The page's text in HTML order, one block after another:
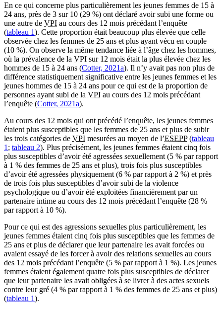
En ce qui concerne plus particulièrement les jeunes femmes de 15 à
24 ans, près de 3 sur 10 (29 %) ont déclaré avoir subi une forme ou
une autre de VPI au cours des 12 mois précédant l’enquête
(tableau 1). Cette proportion était beaucoup plus élevée que celle
observée chez les femmes de 25 ans et plus ayant vécu en couple
(10 %). On observe la même tendance liée à l’âge chez les hommes,
où la prévalence de la VPI sur 12 mois était la plus élevée chez les
hommes de 15 à 24 ans (Cotter, 2021a). Il n’y avait pas non plus de
différence statistiquement significative entre les jeunes femmes et les
jeunes hommes de 15 à 24 ans pour ce qui est de la proportion de
personnes ayant subi de la VPI au cours des 12 mois précédant
l’enquête (Cotter, 2021a).
Au cours des 12 mois qui ont précédé l’enquête, les jeunes femmes
étaient plus susceptibles que les femmes de 25 ans et plus de subir
les trois catégories de VPI mesurées au moyen de l’ESEPP(tableau
1 ; tableau 2). Plus précisément, les jeunes femmes étaient cinq fois
plus susceptibles d’avoir été agressées sexuellement (5 % par rapport
à 1 % des femmes de 25 ans et plus), trois fois plus susceptibles
d’avoir été agressées physiquement (6 % par rapport à 2 %) et près
de trois fois plus susceptibles d’avoir subi de la violence
psychologique ou d’avoir été exploitées financièrement par un
partenaire intime au cours des 12 mois précédant l’enquête (28 %
par rapport à 10 %).
Pour ce qui est des agressions sexuelles plus particulièrement, les
jeunes femmes étaient cinq fois plus susceptibles que les femmes de
25 ans et plus de déclarer que leur partenaire les avait forcées ou
avaient essayé de les forcer à avoir des relations sexuelles au cours
des 12 mois précédant l’enquête (5 % par rapport à 1 %). Les jeunes
femmes étaient également quatre fois plus susceptibles de déclarer
que leur partenaire les avait obligées à se livrer à des actes sexuels
contre leur gré (4 % par rapport à 1 % des femmes de 25 ans et plus)
(tableau 1).